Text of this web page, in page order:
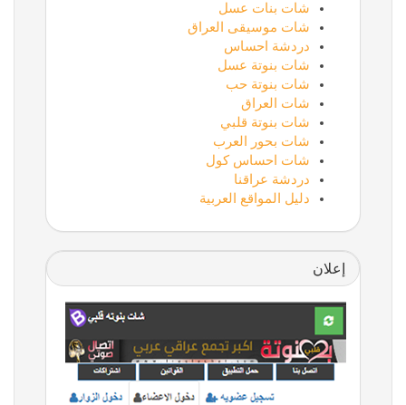
شات بنات عسل
شات موسيقى العراق
دردشة احساس
شات بنوتة عسل
شات بنوتة حب
شات العراق
شات بنوتة قلبي
شات بحور العرب
شات احساس كول
دردشة عراقنا
دليل المواقع العربية
إعلان